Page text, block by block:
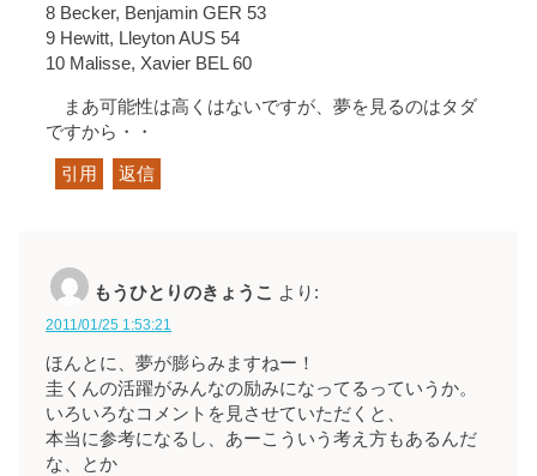
8 Becker, Benjamin GER 53
9 Hewitt, Lleyton AUS 54
10 Malisse, Xavier BEL 60
まあ可能性は高くはないですが、夢を見るのはタダ
ですから・・
引用 返信
もうひとりのきょうこ より:
2011/01/25 1:53:21
ほんとに、夢が膨らみますねー！
圭くんの活躍がみんなの励みになってるっていうか。
いろいろなコメントを見させていただくと、
本当に参考になるし、あーこういう考え方もあるんだ
な、とか